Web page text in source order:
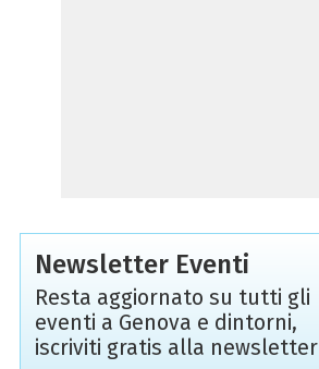
Newsletter Eventi
Resta aggiornato su tutti gli
eventi a Genova e dintorni,
iscriviti gratis alla newsletter